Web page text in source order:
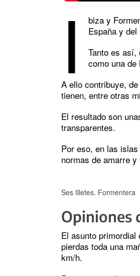
I
biza y
España y
Tanto es
como una
A ello contribuye,
tienen, entre otras
El resultado son
transparentes.
Por eso, en las
normas de amarre
Ses Illetes. Formentera
Opiniones
El asunto
pierdas toda una
km/h.